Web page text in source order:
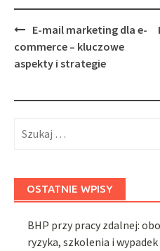
Post
navigation
E-mail marketing dla e-
commerce – kluczowe
aspekty i strategie
OSTATNIE WPISY
BHP przy pracy zdalnej:
ryzyka, szkolenia i